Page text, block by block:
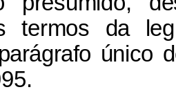
termos da
único